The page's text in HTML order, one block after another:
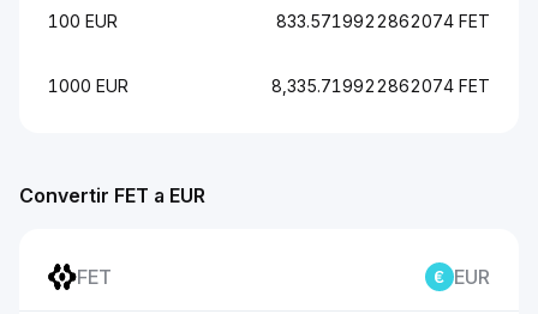
Convertir FET a EUR
FET EUR
100 EUR 833.5719922862074 FET
1000 EUR 8,335.719922862074 FET